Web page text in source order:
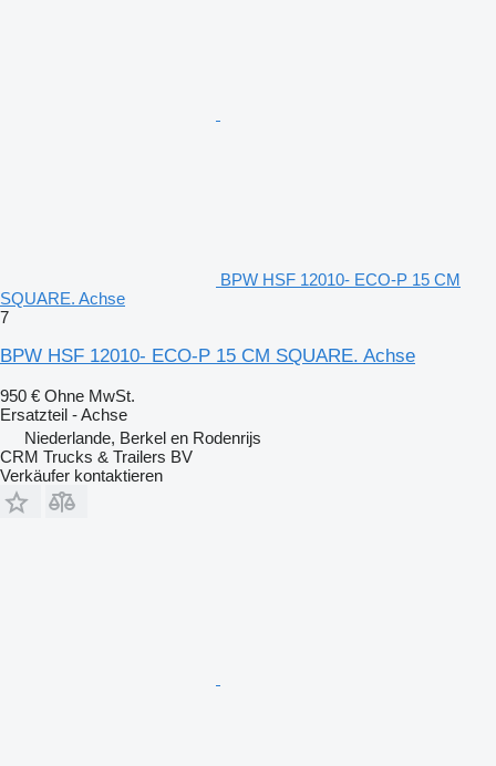
BPW HSF 12010- ECO-P 15 CM
SQUARE. Achse
7
BPW HSF 12010- ECO-P 15 CM SQUARE. Achse
950 € Ohne MwSt.
Ersatzteil - Achse
Niederlande, Berkel en Rodenrijs
CRM Trucks & Trailers BV
Verkäufer kontaktieren